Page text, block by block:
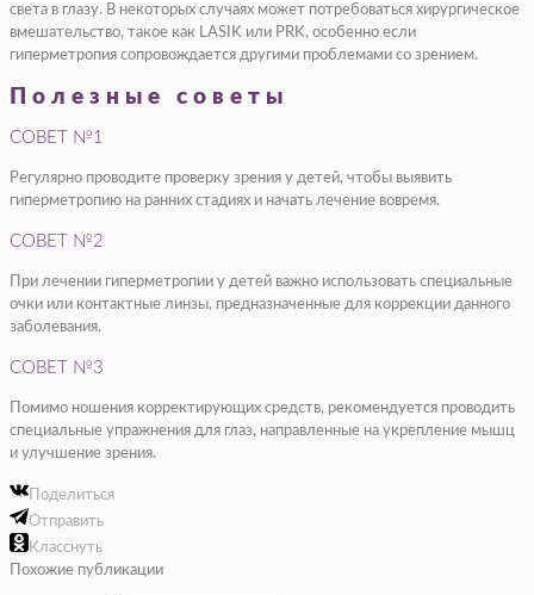
света в глазу. В некоторых случаях может потребоваться хирургическое
вмешательство, такое как LASIK или PRK, особенно если
гиперметропия сопровождается другими проблемами со зрением.
Полезные советы
СОВЕТ №1
Регулярно проводите проверку зрения у детей, чтобы выявить
гиперметропию на ранних стадиях и начать лечение вовремя.
СОВЕТ №2
При лечении гиперметропии у детей важно использовать специальные
очки или контактные линзы, предназначенные для коррекции данного
заболевания.
СОВЕТ №3
Помимо ношения корректирующих средств, рекомендуется проводить
специальные упражнения для глаз, направленные на укрепление мышц
и улучшение зрения.
Поделиться
Отправить
Класснуть
Похожие публикации